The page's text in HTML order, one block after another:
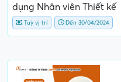
dụng Nhân viên Thiết kế
Tuỳ vị trí Đến 30/04/2024